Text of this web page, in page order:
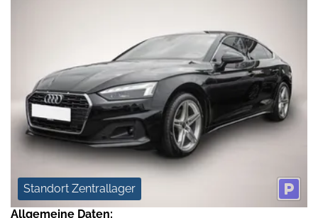
Standort Zentrallager
Allgemeine Daten: